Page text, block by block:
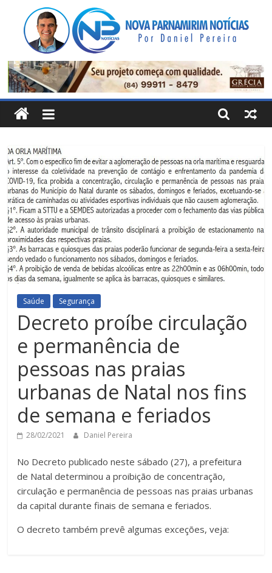
conteúdo
Nova
Parnamirim
Notícias
Por
Daniel
Pereira
Saúde Segurança
Decreto proíbe circulação
e permanência de
pessoas nas praias
urbanas de Natal nos fins
de semana e feriados
28/02/2021 Daniel Pereira
No Decreto publicado neste sábado (27), a prefeitura
de Natal determinou a proibição de concentração,
circulação e permanência de pessoas nas praias urbanas
da capital durante finais de semana e feriados.
O decreto também prevê algumas exceções, veja: